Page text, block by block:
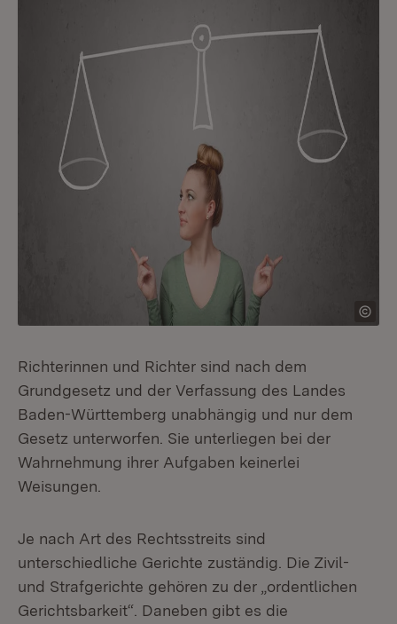
Richterinnen und Richter sind nach dem
Grundgesetz und der Verfassung des Landes
Baden-Württemberg unabhängig und nur dem
Gesetz unterworfen. Sie unterliegen bei der
Wahrnehmung ihrer Aufgaben keinerlei
Weisungen.
Je nach Art des Rechtsstreits sind
unterschiedliche Gerichte zuständig. Die Zivil-
und Strafgerichte gehören zu der „ordentlichen
Gerichtsbarkeit“. Daneben gibt es die